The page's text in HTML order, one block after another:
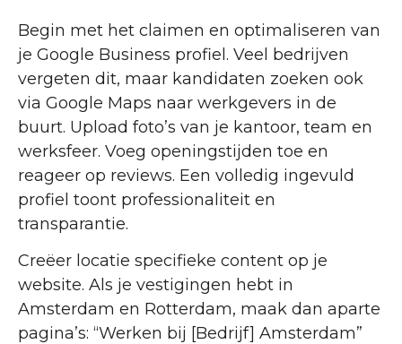
Begin met het claimen en optimaliseren van
je Google Business profiel. Veel bedrijven
vergeten dit, maar kandidaten zoeken ook
via Google Maps naar werkgevers in de
buurt. Upload foto’s van je kantoor, team en
werksfeer. Voeg openingstijden toe en
reageer op reviews. Een volledig ingevuld
profiel toont professionaliteit en
transparantie.
Creëer locatie specifieke content op je
website. Als je vestigingen hebt in
Amsterdam en Rotterdam, maak dan aparte
pagina’s: “Werken bij [Bedrijf] Amsterdam”